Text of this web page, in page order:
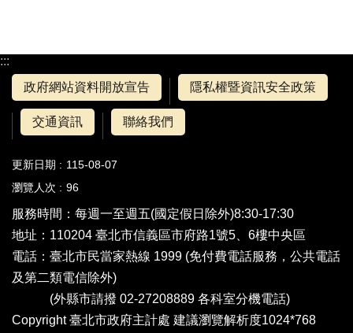
:::
政府網站資料開放宣告
隱私權暨資訊安全政策
交通資訊 聯絡我們
更新日期
115-08-07
瀏覽人次
96
服務時間：每週一至週五(國定假日除外)8:30-17:30
地址：110204 臺北市信義區市府路1號5、6樓中央區
電話： 臺北市民當家熱線 1999 (免付費電話服務，公共電話
及第二類電信除外)
(外縣市請撥 02-27208889 各科室分機電話)
Copyright 臺北市政府主計處 建議瀏覽解析度1024*768